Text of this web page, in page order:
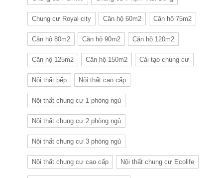
Chung cư Royal city Căn hộ 60m2 Căn hộ 75m2
Căn hộ 80m2 Căn hộ 90m2 Căn hộ 120m2
Căn hộ 125m2 Căn hộ 150m2 Cải tạo chung cư
Nội thất bếp Nội thất cao cấp
Nội thất chung cư 1 phòng ngủ
Nội thất chung cư 2 phòng ngủ
Nội thất chung cư 3 phòng ngủ
Nội thất chung cư cao cấp Nội thất chung cư Ecolife